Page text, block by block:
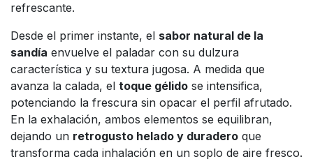
refrescante.
Desde el primer instante, el sabor natural de la
sandía envuelve el paladar con su dulzura
característica y su textura jugosa. A medida que
avanza la calada, el toque gélido se intensifica,
potenciando la frescura sin opacar el perfil afrutado.
En la exhalación, ambos elementos se equilibran,
dejando un retrogusto helado y duradero que
transforma cada inhalación en un soplo de aire fresco.